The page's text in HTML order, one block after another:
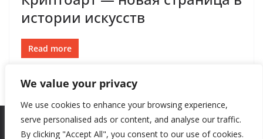
We value your privacy
We use cookies to enhance your browsing experience,
serve personalised ads or content, and analyse our traffic.
By clicking "Accept All", you consent to our use of cookies.
истории искусств
Read more